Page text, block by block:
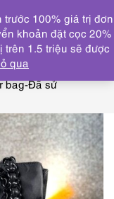
DANH MỤC
CARTIER, DIOR,
PRADA
bag-Đã sử
100% giá trị đơn
khoản đặt cọc 20%
trên 1.5 triệu sẽ được
qua